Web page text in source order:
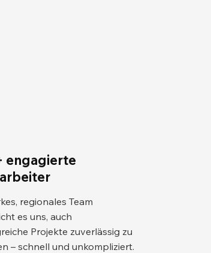
engagierte
regionales Team
es uns, auch
Projekte zuverlässig zu
– schnell und unkompliziert.